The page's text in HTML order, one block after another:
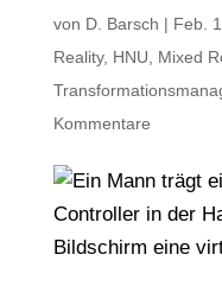
von D. Barsch | Feb.
Reality, HNU Mixed
Kommentare